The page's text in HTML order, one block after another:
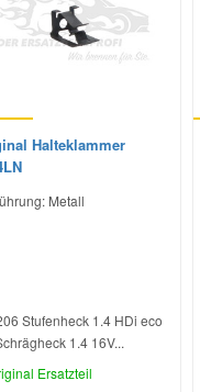
Halteklammer
Metall
Stufenheck 1.4 HDi eco
1.4 16V...
Ersatzteil